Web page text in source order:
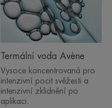
Termální voda Avène
Vysoce koncentrovaná pro
intenzivní pocit svěžesti a
intenzivní zklidnění po
aplikaci.